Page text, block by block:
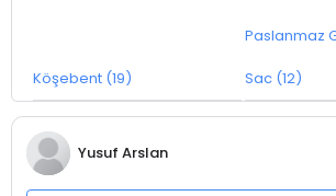
Köşebent (19)
Paslanmaz
Sac (12)
Yusuf Arslan